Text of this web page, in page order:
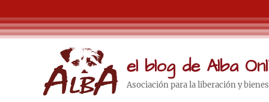
el blog de Alba
Asociación para la liberación y